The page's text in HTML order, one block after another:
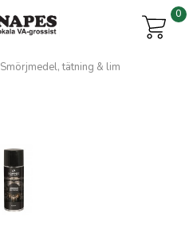
0
Smörjmedel, tätning & lim